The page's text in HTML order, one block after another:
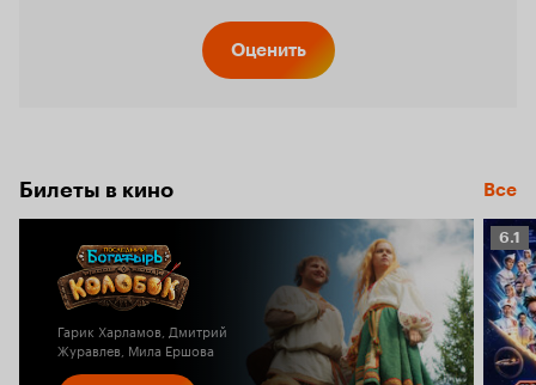
Оценить
Билеты в кино Все
Гарик Харламов, Дмитрий
Журавлев, Мила Ершова
6.1
6.1